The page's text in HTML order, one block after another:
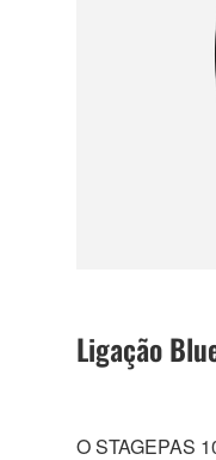
Ligação
O STAGEPAS